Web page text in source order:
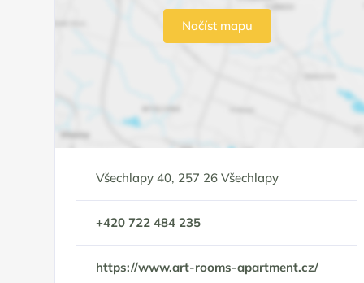
Načíst mapu
Všechlapy 40, 257 26 Všechlapy
+420 722 484 235
https://www.art-rooms-apartment.cz/